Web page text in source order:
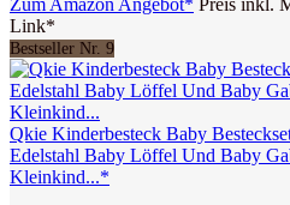
Link*
Bestseller Nr. 9
Qkie Kinderbesteck Baby
Edelstahl Baby Löffel Und Baby
Kleinkind...*